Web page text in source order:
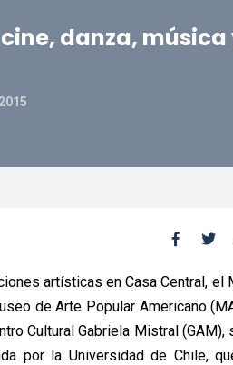
cine, danza,
artísticas en Casa Central, el
de Arte Popular Americano
Cultural Gabriela Mistral
por la Universidad de Chile,